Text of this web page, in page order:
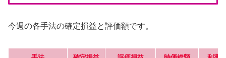
今週の各手法の確定損益と評価額です。